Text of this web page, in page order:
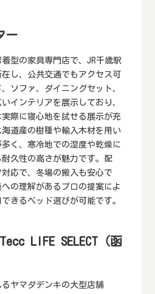
ー
型の家具専門店で、JR千歳駅
し、公共交通でもアクセス可
ソファ、ダイニングセット、
インテリアを展示しており、
際に寝心地を試せる展示が充
道産の樹種や輸入木材を用い
く、寒冷地での湿度や乾燥に
久性の高さが魅力です。配
応で、冬場の搬入も安心で
の理解があるプロの提案によ
きるベッド選びが可能です。
LIFE SELECT（函
ヤマダデンキの大型店舗